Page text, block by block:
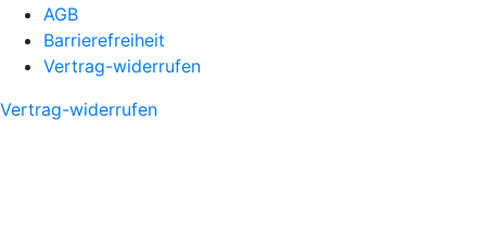
AGB
Barrierefreiheit
Vertrag-widerrufen
Vertrag-widerrufen